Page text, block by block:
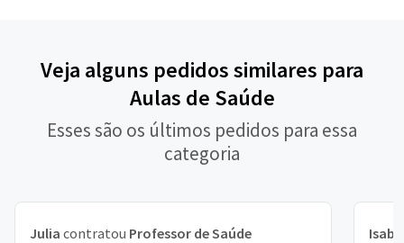
Veja alguns pedidos similares para
Aulas de Saúde
Esses são os últimos pedidos para essa
categoria
Julia contratou Professor de Saúde